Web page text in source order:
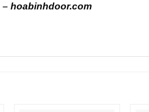
– hoabinhdoor.com